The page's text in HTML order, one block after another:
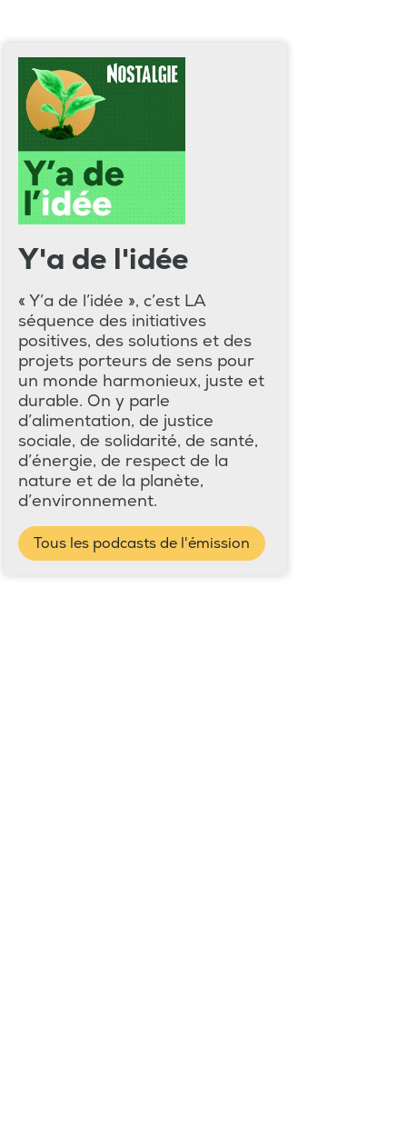
Y'a de l'idée
« Y’a de l’idée », c’est LA
séquence des initiatives
positives, des solutions et des
projets porteurs de sens pour
un monde harmonieux, juste et
durable. On y parle
d’alimentation, de justice
sociale, de solidarité, de santé,
d’énergie, de respect de la
nature et de la planète,
d’environnement.
Tous les podcasts de l'émission